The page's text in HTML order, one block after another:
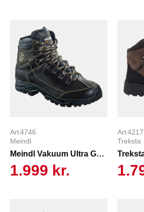
Meindl Vakuum Ultra GTX Herre
Meindl
4746
1.999 kr.
Treksta
4217